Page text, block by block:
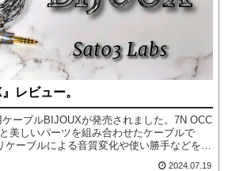
レビュー。
ーブルBIJOUXが発売されました。7N OCC
美しいパーツを組み合わせたケーブルで
ーブルによる音質変化や使い勝手などをレ
2024.07.19